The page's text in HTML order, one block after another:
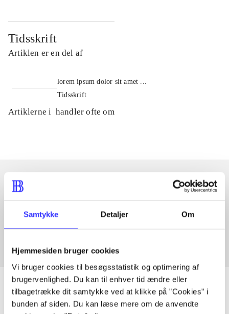
Samtykke Detaljer Om
Hjemmesiden bruger cookies
Vi bruger cookies til besøgsstatistik og optimering af
brugervenlighed. Du kan til enhver tid ændre eller
tilbagetrække dit samtykke ved at klikke på ”Cookies” i
bunden af siden. Du kan læse mere om de anvendte
Tidsskrift
Artiklen er en del af
lorem ipsum dolor sit amet ...
Tidsskrift
Artiklerne i handler ofte om